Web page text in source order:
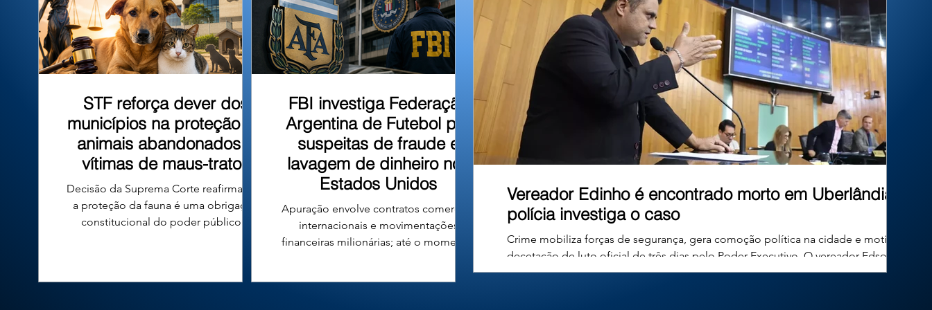
que tombou em um barranco às
inéditos. Mas afinal, existe algum limite para
essa criatividade? No Brasil, um
STF reforça dever dos
municípios na proteção de
animais abandonados e
vítimas de maus-tratos
Decisão da Suprema Corte reafirma que
a proteção da fauna é uma obrigação
constitucional do poder público e
FBI investiga Federação
Argentina de Futebol por
suspeitas de fraude e
lavagem de dinheiro nos
Estados Unidos
Apuração envolve contratos comerciais
internacionais e movimentações
financeiras milionárias; até o momento,
condenações contra a entidade ou seus
Vereador Edinho é encontrado morto em Uberlândia;
polícia investiga o caso
Crime mobiliza forças de segurança, gera comoção política na cidade e motiva
decetação de luto oficial de três dias pelo Poder Executivo. O vereador Edson
Carvalho Ferreira, de 49 anos, conhecido publicamente como Edinho Combate ao